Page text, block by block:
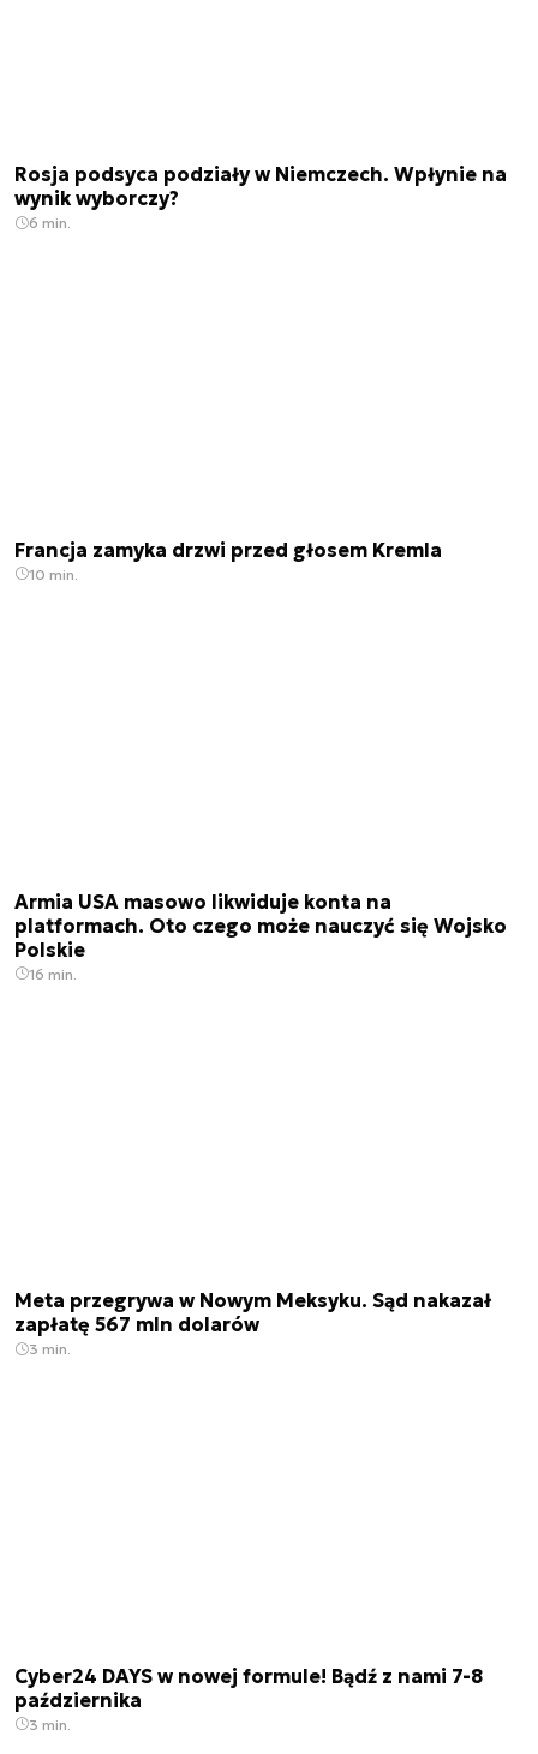
Rosja podsyca podziały w Niemczech. Wpłynie na
wynik wyborczy?
6 min.
Francja zamyka drzwi przed głosem Kremla
10 min.
Armia USA masowo likwiduje konta na
platformach. Oto czego może nauczyć się Wojsko
Polskie
16 min.
Meta przegrywa w Nowym Meksyku. Sąd nakazał
zapłatę 567 mln dolarów
3 min.
Cyber24 DAYS w nowej formule! Bądź z nami 7-8
października
3 min.